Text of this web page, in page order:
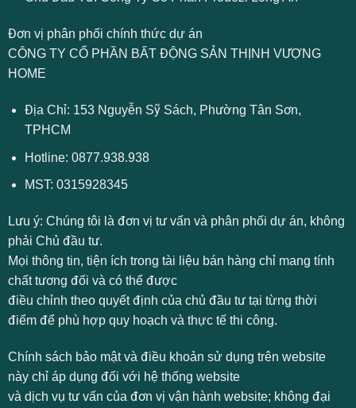
Đơn vị phân phối chính thức dự án
CÔNG TY CỔ PHẦN BẤT ĐỘNG SẢN THỊNH VƯỢNG
HOME
Địa Chỉ: 153 Nguyễn Sỹ Sách, Phường Tân Sơn,
TPHCM
Hotline: 0877.938.938
MST: 0315928345
Lưu ý: Chúng tôi là đơn vị tư vấn và phân phối dự án, không
phải Chủ đầu tư.
Mọi thông tin, tiện ích trong tài liệu bán hàng chỉ mang tính
chất tương đối và có thể được
điều chỉnh theo quyết định của chủ đầu tư tại từng thời
điểm để phù hợp quy hoạch và thực tế thi công.
Chính sách bảo mật và điều khoản sử dụng trên website
này chỉ áp dụng đối với hệ thống website
và dịch vụ tư vấn của đơn vị vận hành website; không đại